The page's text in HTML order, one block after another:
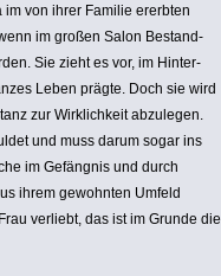
von ihrer Familie ererbten
im großen Salon Bestand­
Sie zieht es vor, im Hinter­
Leben prägte. Doch sie wird
zur Wirk­lich­keit abzulegen.
und muss darum sogar ins
im Gefängnis und durch
ihrem gewohnten Umfeld
verliebt, das ist im Grunde die